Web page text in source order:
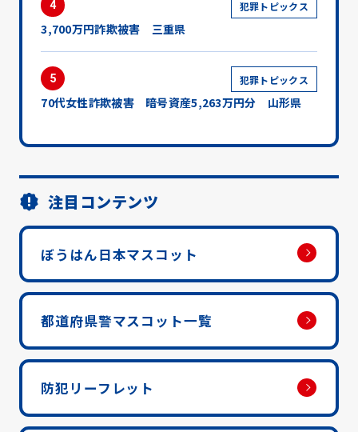
4 犯罪トピックス
3,700万円詐欺被害 三重県
5 犯罪トピックス
70代女性詐欺被害 暗号資産5,263万円分 山形県
注目コンテンツ
ぼうはん日本マスコット
都道府県警マスコット一覧
防犯リーフレット